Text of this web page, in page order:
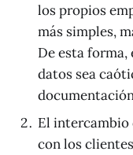
los propios
más simples,
De esta
datos sea
El
con los